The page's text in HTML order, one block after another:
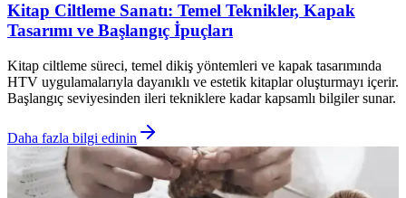
Kitap Ciltleme Sanatı: Temel Teknikler, Kapak
Tasarımı ve Başlangıç İpuçları
Kitap ciltleme süreci, temel dikiş yöntemleri ve kapak tasarımında
HTV uygulamalarıyla dayanıklı ve estetik kitaplar oluşturmayı içerir.
Başlangıç seviyesinden ileri tekniklere kadar kapsamlı bilgiler sunar.
Daha fazla bilgi edinin